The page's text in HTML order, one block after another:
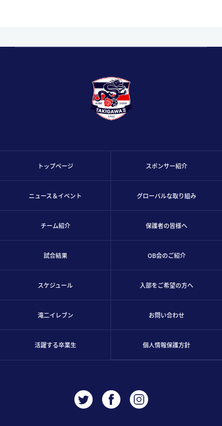
トップページ
ニュース＆イベント
チーム紹介
試合結果
スケジュール
滝二イレブン
活躍する卒業生
スポンサー紹介
グローバルな取り組み
保護者の皆様へ
OB会のご紹介
入部をご希望の方へ
お問い合わせ
個人情報保護方針